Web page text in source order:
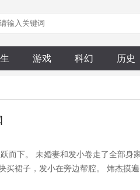
游戏 科幻 历史
而下。 未婚妻和发小卷走了全部
裙子，发小在旁边帮腔。 炜杰摸遍